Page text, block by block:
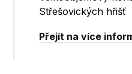
Střešovických hřišť
Přejít na více